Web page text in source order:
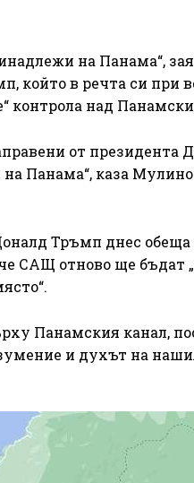
на Панама“,
който в речта си при
контрола над
от
Панама“, каза Мулино
Тръмп днес обеща
САЩ отново ще бъдат
Панамския канал,
и духът на